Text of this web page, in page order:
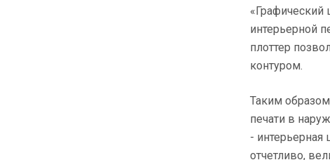
«Графический
интерьерной
плоттер
контуром.
Таким
печати в
-
отчетливо,